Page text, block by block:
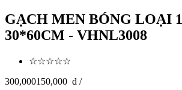
GẠCH MEN BÓNG LOẠI
30*60CM - VHNL3008
☆☆☆☆☆
300,000150,000 đ /